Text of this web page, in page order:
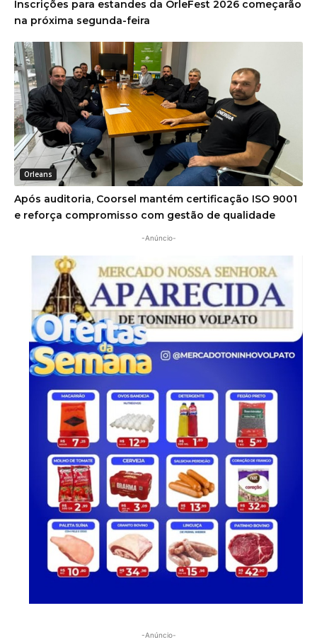
Inscrições para estandes da OrleFest 2026 começarão
na próxima segunda-feira
Orleans
Após auditoria, Coorsel mantém certificação ISO 9001
e reforça compromisso com gestão de qualidade
-Anúncio-
-Anúncio-